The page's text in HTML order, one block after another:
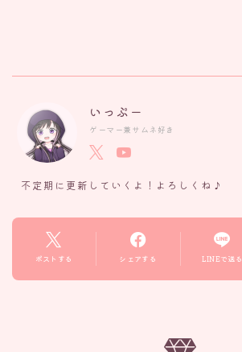
いっぷー
ゲーマー兼サムネ好き
不定期に更新していくよ！よろしくね♪
ポストする シェアする LINEで送る